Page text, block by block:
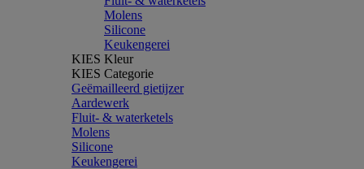
Molens
Silicone
Keukengerei
KIES Kleur
KIES Categorie
Geëmailleerd gietijzer
Aardewerk
Fluit- & waterketels
Molens
Silicone
Keukengerei